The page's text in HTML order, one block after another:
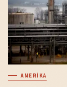
AMERIKA